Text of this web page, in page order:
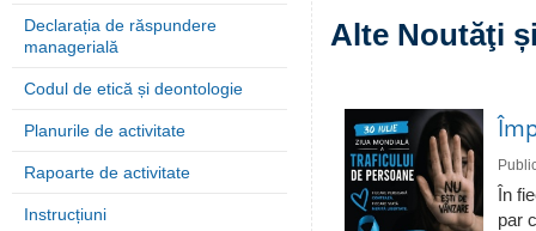
Declarația de răspundere
managerială
Codul de etică și deontologie
Planurile de activitate
Rapoarte de activitate
Instrucțiuni
Alte Noutăţi
În
par